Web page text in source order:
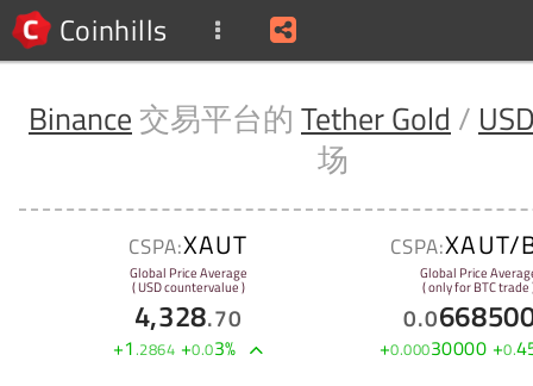
Coinhills
Binance 交易平台的 Tether Gold /
场
CSPA:XAUT
Global Price Average
( USD countervalue )
4,328.70
+1.2864 +0.03%
CSPA:XAUT/
Global Price
( only for BTC trade
0.0
+0.00030000 +0.